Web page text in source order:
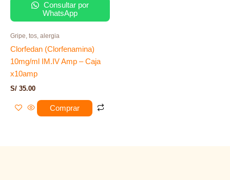
Consultar por
WhatsApp
Gripe, tos, alergia
Clorfedan (Clorfenamina)
10mg/ml IM.IV Amp – Caja
x10amp
S/ 35.00
Comprar